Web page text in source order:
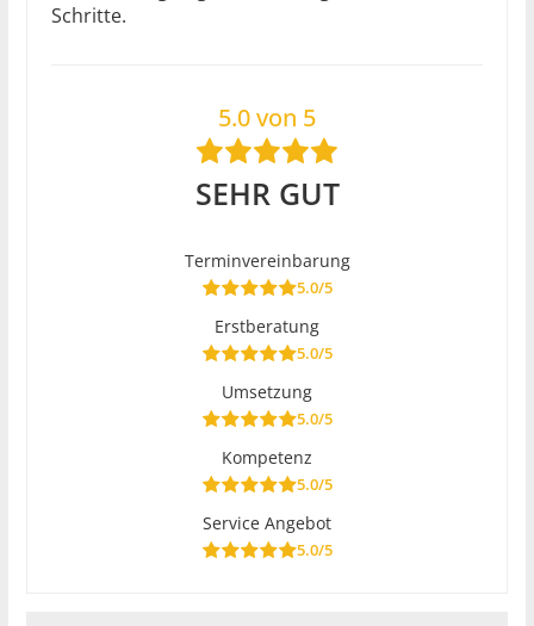
Schritte.
5.0 von 5
SEHR GUT
Terminvereinbarung
5.0/5
Erstberatung
5.0/5
Umsetzung
5.0/5
Kompetenz
5.0/5
Service Angebot
5.0/5